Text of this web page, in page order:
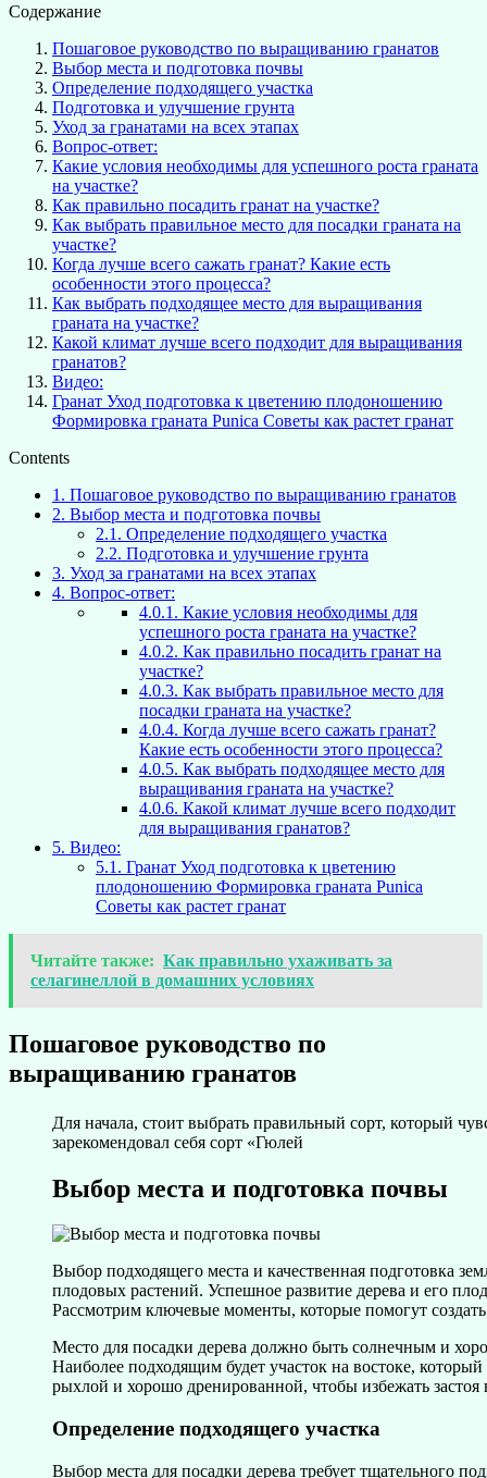
Содержание
Пошаговое руководство по выращиванию гранатов
Выбор места и подготовка почвы
Определение подходящего участка
Подготовка и улучшение грунта
Уход за гранатами на всех этапах
Вопрос-ответ:
Какие условия необходимы для успешного роста граната
на участке?
Как правильно посадить гранат на участке?
Как выбрать правильное место для посадки граната на
участке?
Когда лучше всего сажать гранат? Какие есть
особенности этого процесса?
Как выбрать подходящее место для выращивания
граната на участке?
Какой климат лучше всего подходит для выращивания
гранатов?
Видео:
Гранат Уход подготовка к цветению плодоношению
Формировка граната Punica Советы как растет гранат
Contents
1. Пошаговое руководство по выращиванию гранатов
2. Выбор места и подготовка почвы
2.1. Определение подходящего участка
2.2. Подготовка и улучшение грунта
3. Уход за гранатами на всех этапах
4. Вопрос-ответ:
4.0.1. Какие условия необходимы для
успешного роста граната на участке?
4.0.2. Как правильно посадить гранат на
участке?
4.0.3. Как выбрать правильное место для
посадки граната на участке?
4.0.4. Когда лучше всего сажать гранат?
Какие есть особенности этого процесса?
4.0.5. Как выбрать подходящее место для
выращивания граната на участке?
4.0.6. Какой климат лучше всего подходит
для выращивания гранатов?
5. Видео:
5.1. Гранат Уход подготовка к цветению
плодоношению Формировка граната Punica
Советы как растет гранат
Читайте также: Как правильно ухаживать за
селагинеллой в домашних условиях
Пошаговое руководство по
выращиванию гранатов
Для начала, стоит выбрать правильный сорт, который
зарекомендовал себя сорт «Гюлей
Выбор места и подготовка почвы
Выбор подходящего места и качественная подготовка
плодовых растений. Успешное развитие дерева и его
Рассмотрим ключевые моменты, которые помогут
Место для посадки дерева должно быть солнечным и
Наиболее подходящим будет участок на востоке,
рыхлой и хорошо дренированной, чтобы избежать
Определение подходящего участка
Выбор места для посадки дерева требует тщательного